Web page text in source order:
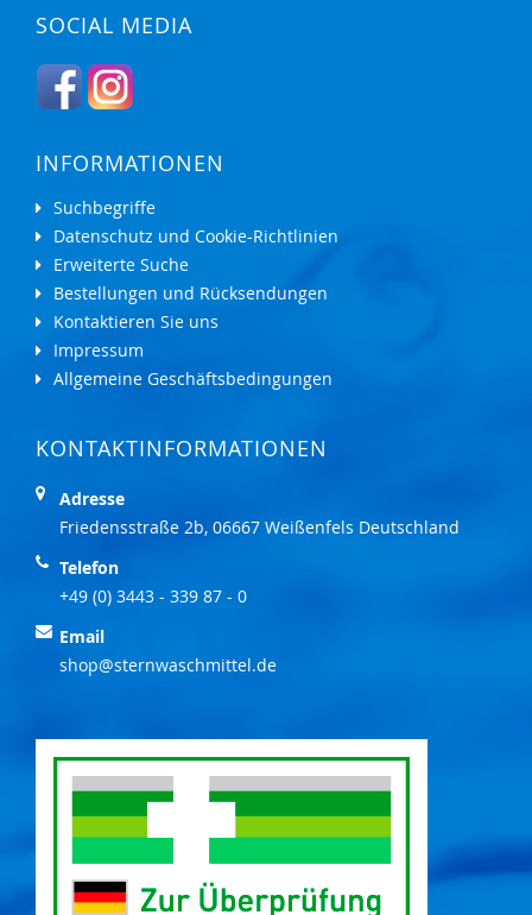
SOCIAL MEDIA
INFORMATIONEN
Suchbegriffe
Datenschutz und Cookie-Richtlinien
Erweiterte Suche
Bestellungen und Rücksendungen
Kontaktieren Sie uns
Impressum
Allgemeine Geschäftsbedingungen
KONTAKTINFORMATIONEN
Adresse
Friedensstraße 2b, 06667 Weißenfels Deutschland
Telefon
+49 (0) 3443 - 339 87 - 0
Email
shop@sternwaschmittel.de